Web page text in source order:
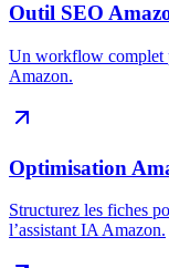
Outil SEO
Un workflow complet
Amazon.
Optimisation
Structurez les fiches
l’assistant IA Amazon.